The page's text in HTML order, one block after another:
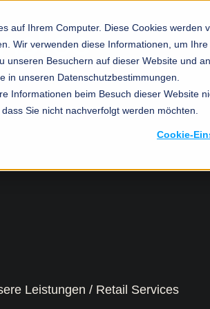
auf Ihrem Computer. Diese Cookies
Wir verwenden diese Informationen, um
unseren Besuchern auf dieser Website und
in unseren Datenschutzbestimmungen.
Informationen beim Besuch dieser Website
Sie nicht nachverfolgt werden möchten.
Cookie-
WLAN
Sophos
(HPE)
Dell
Dell
Apple
Leistungen Retail Services